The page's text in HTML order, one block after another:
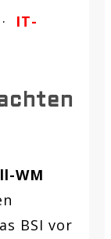
· IT-
WM
BSI vor